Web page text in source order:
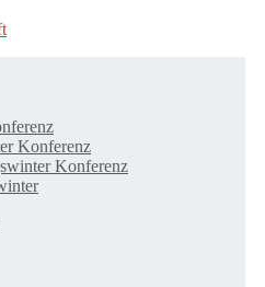
Konferenz
Konferenz